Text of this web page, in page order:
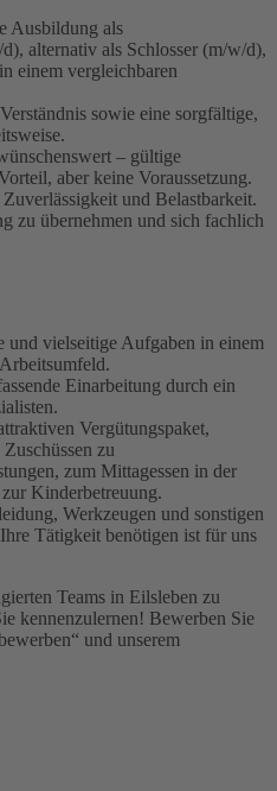
Ausbildung als
alternativ als Schlosser (m/w/d),
einem vergleichbaren
sowie eine sorgfältige,
– gültige
aber keine Voraussetzung.
und Belastbarkeit.
zu übernehmen und sich fachlich
und vielseitige Aufgaben in einem
Einarbeitung durch ein
Vergütungspaket,
zu
zum Mittagessen in der
Kinderbetreuung.
Werkzeugen und sonstigen
Tätigkeit benötigen ist für uns
Teams in Eilsleben zu
kennenzulernen! Bewerben Sie
und unserem